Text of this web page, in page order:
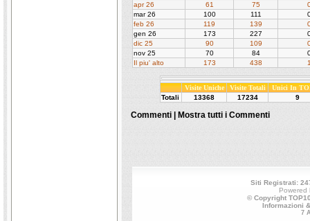
apr 26
61 75
mar 26
100 111
feb 26
119 139
gen 26
173 227
dic 25
90 109
nov 25
70 84
Il piu' alto
173 438
Visite Uniche Visite Totali
Unici In
Totali
13368 17234 9
Commenti | Mostra tutti i Commenti
Siti Registrati:
© Copyright
Informazioni
7